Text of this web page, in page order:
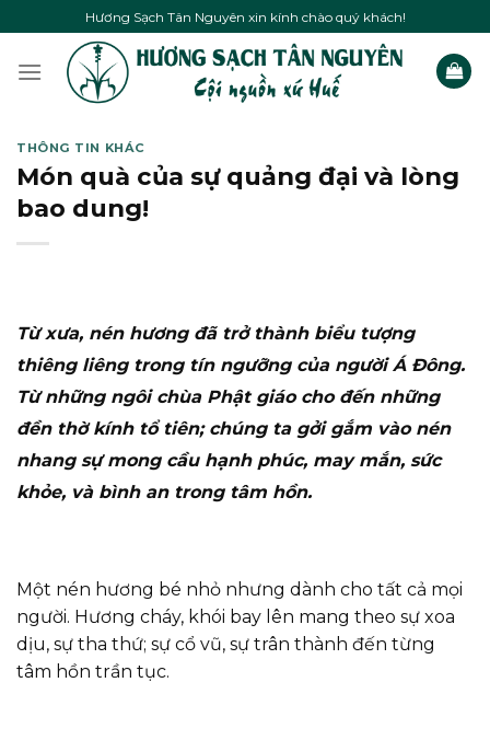
to
content
Hương Sạch Tân Nguyên xin kính chào quý khách!
THÔNG TIN KHÁC
Món quà của sự quảng đại và lòng
bao dung!
Từ xưa, nén hương đã trở thành biểu tượng
thiêng liêng trong tín ngưỡng của người Á Đông.
Từ những ngôi chùa Phật giáo cho đến những
đền thờ kính tổ tiên; chúng ta gởi gắm vào nén
nhang sự mong cầu hạnh phúc, may mắn, sức
khỏe, và bình an trong tâm hồn.
Một nén hương bé nhỏ nhưng dành cho tất cả mọi
người. Hương cháy, khói bay lên mang theo sự xoa
dịu, sự tha thứ; sự cổ vũ, sự trân thành đến từng
tâm hồn trần tục.